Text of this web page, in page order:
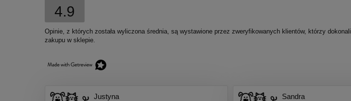
4.9
Opinie, z których została wyliczona średnia, są wystawione przez zweryfikowanych klientów, którzy dokonali
zakupu w sklepie.
Justyna Sandra